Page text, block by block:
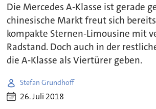
Die Mercedes A-Klasse ist gerade
chinesische Markt freut sich
kompakte Sternen-Limousine mit
Radstand. Doch auch in der
die A-Klasse als Viertürer geben.
Stefan Grundhoff
26. Juli 2018